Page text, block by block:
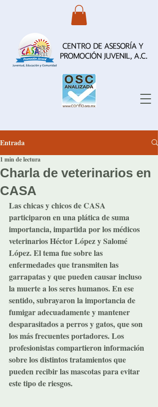
Entrada
Charla de veterinarios en
CASA
1 min de lectura
Las chicas y chicos de CASA
participaron en una plática de suma
importancia, impartida por los médicos
veterinarios Héctor López y Salomé
López. El tema fue sobre las
enfermedades que transmiten las
garrapatas y que pueden causar incluso
la muerte a los seres humanos. En ese
sentido, subrayaron la importancia de
fumigar adecuadamente y mantener
desparasitados a perros y gatos, que son
los más frecuentes portadores. Los
profesionistas compartieron información
sobre los distintos tratamientos que
pueden recibir las mascotas para evitar
este tipo de riesgos.